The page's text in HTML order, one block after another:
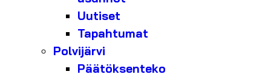
Uutiset
Tapahtumat
Polvijärvi
Päätöksenteko